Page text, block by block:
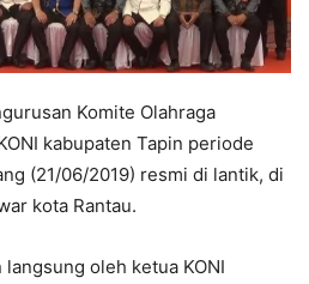
Komite Olahraga
kabupaten Tapin periode
(21/06/2019) resmi di lantik, di
kota Rantau.
oleh ketua KONI